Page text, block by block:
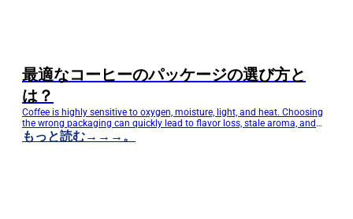
最適なコーヒーのパッケージの選び方と
は？
Coffee is highly sensitive to oxygen, moisture, light, and heat. Choosing
the wrong packaging can quickly lead to flavor loss, stale aroma, and
dissatisfied customers. For coffee brands, roasters, and distributors,
packaging is not just a protective layer — it is also a powerful marketing
もっと読む→→→。